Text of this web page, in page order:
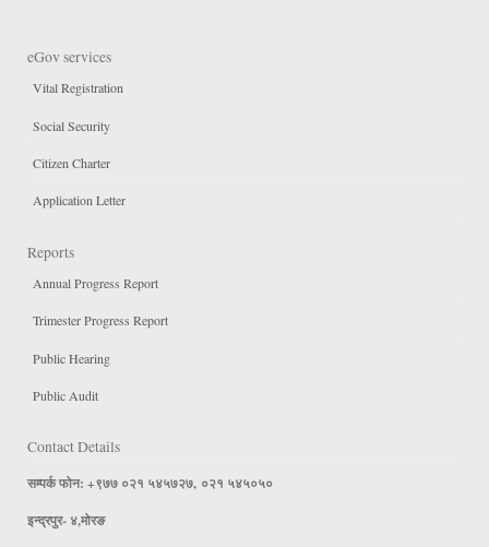
eGov services
Vital Registration
Social Security
Citizen Charter
Application Letter
Reports
Annual Progress Report
Trimester Progress Report
Public Hearing
Public Audit
Contact Details
सम्पर्क फोन: +९७७ ०२१ ५४५७२७, ०२१ ५४५०५०
इन्द्रपुर- ४,मोरङ